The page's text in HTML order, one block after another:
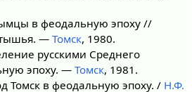
в феодальную эпоху //
—Томск, 1980.
русскими Среднего
эпоху. —Томск, 1981.
Томск в феодальную эпоху. / Н.Ф.